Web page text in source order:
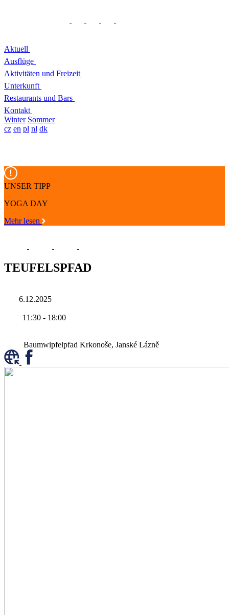
Aktuell
Ausflüge
Aktivitäten und Freizeit
Unterkunft
Restaurants und Bars
Kontakt
Winter Sommer
cz en pl nl dk
UNSER TIPP
YOGA DAY
Mehr lesen
TEUFELSPFAD
6.12.2025
11:30 - 18:00
Baumwipfelpfad Krkonoše, Janské Lázně